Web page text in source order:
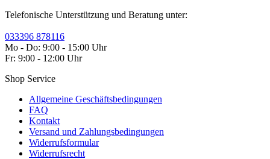
Telefonische Unterstützung und Beratung unter:
033396 878116
Mo - Do: 9:00 - 15:00 Uhr
Fr: 9:00 - 12:00 Uhr
Shop Service
Allgemeine Geschäftsbedingungen
FAQ
Kontakt
Versand und Zahlungsbedingungen
Widerrufsformular
Widerrufsrecht